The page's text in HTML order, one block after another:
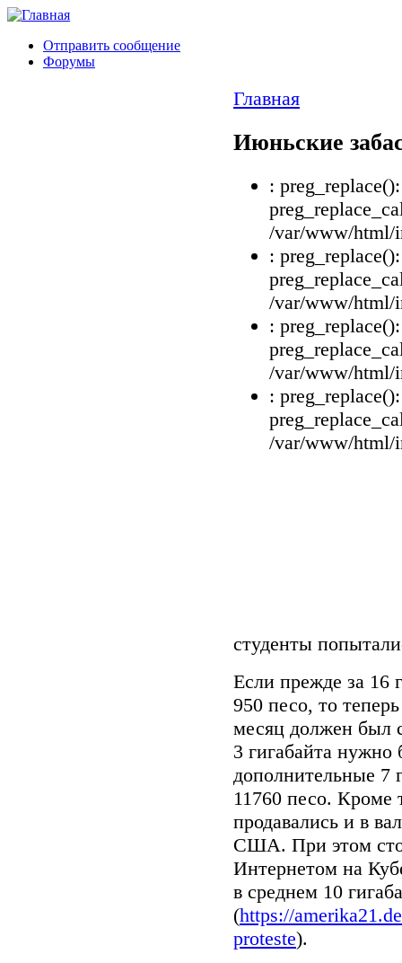
Отправить сообщение
Форумы
Главная
Июньские
:
/var/www/html/
:
/var/www/html/
:
/var/www/html/
:
/var/www/html/
студенты
Если прежде за 16
950 песо, то
месяц должен был
3 гигабайта нужно
дополнительные
11760 песо. Кроме
продавались и в
США. При этом
Интернетом на
в среднем 10
(https://
proteste).